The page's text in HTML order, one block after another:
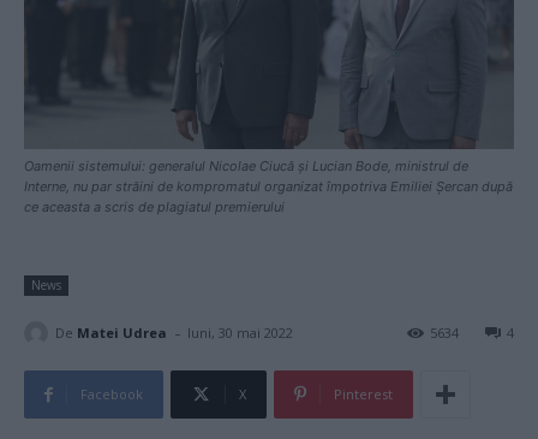
Oamenii sistemului: generalul Nicolae Ciucă și Lucian Bode, ministrul de
Interne, nu par străini de kompromatul organizat împotriva Emiliei Șercan după
ce aceasta a scris de plagiatul premierului
News
De Matei Udrea - luni, 30 mai 2022 4
5634
Facebook X Pinterest